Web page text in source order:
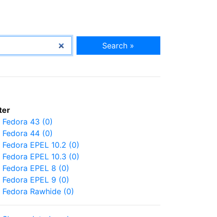
Search »
Fedora 43 (0)
Fedora 44 (0)
Fedora EPEL 10.2 (0)
Fedora EPEL 10.3 (0)
Fedora EPEL 8 (0)
Fedora EPEL 9 (0)
Fedora Rawhide (0)